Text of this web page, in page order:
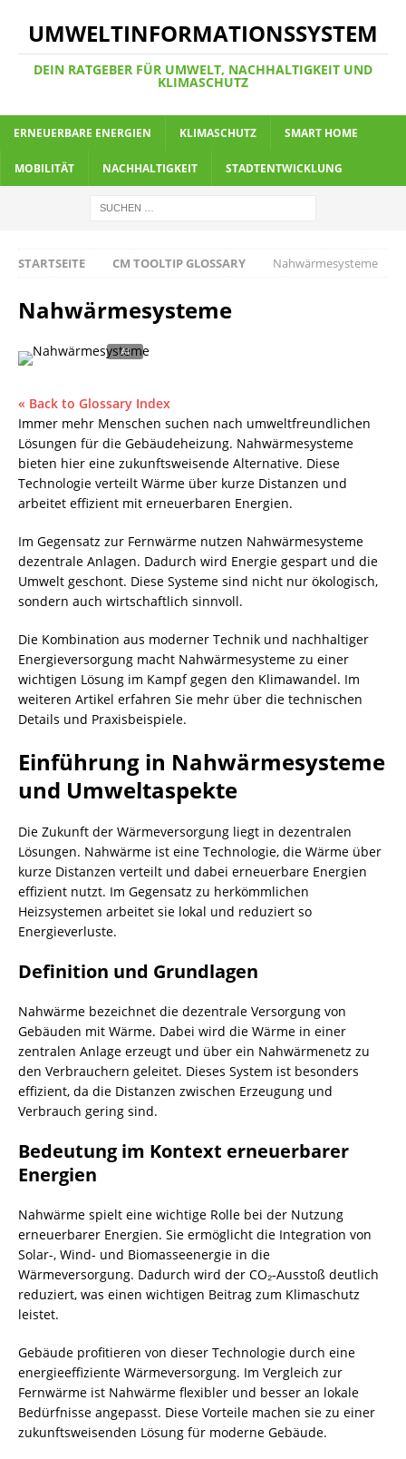
UMWELTINFORMATIONSSYSTEM
DEIN RATGEBER FÜR UMWELT, NACHHALTIGKEIT UND
KLIMASCHUTZ
ERNEUERBARE ENERGIEN KLIMASCHUTZ SMART HOME
MOBILITÄT NACHHALTIGKEIT STADTENTWICKLUNG
STARTSEITE CM TOOLTIP GLOSSARY Nahwärmesysteme
Nahwärmesysteme
« Back to Glossary Index
Immer mehr Menschen suchen nach umweltfreundlichen
Lösungen für die Gebäudeheizung. Nahwärmesysteme
bieten hier eine zukunftsweisende Alternative. Diese
Technologie verteilt Wärme über kurze Distanzen und
arbeitet effizient mit erneuerbaren Energien.
Im Gegensatz zur Fernwärme nutzen Nahwärmesysteme
dezentrale Anlagen. Dadurch wird Energie gespart und die
Umwelt geschont. Diese Systeme sind nicht nur ökologisch,
sondern auch wirtschaftlich sinnvoll.
Die Kombination aus moderner Technik und nachhaltiger
Energieversorgung macht Nahwärmesysteme zu einer
wichtigen Lösung im Kampf gegen den Klimawandel. Im
weiteren Artikel erfahren Sie mehr über die technischen
Details und Praxisbeispiele.
Einführung in Nahwärmesysteme
und Umweltaspekte
Die Zukunft der Wärmeversorgung liegt in dezentralen
Lösungen. Nahwärme ist eine Technologie, die Wärme über
kurze Distanzen verteilt und dabei erneuerbare Energien
effizient nutzt. Im Gegensatz zu herkömmlichen
Heizsystemen arbeitet sie lokal und reduziert so
Energieverluste.
Definition und Grundlagen
Nahwärme bezeichnet die dezentrale Versorgung von
Gebäuden mit Wärme. Dabei wird die Wärme in einer
zentralen Anlage erzeugt und über ein Nahwärmenetz zu
den Verbrauchern geleitet. Dieses System ist besonders
effizient, da die Distanzen zwischen Erzeugung und
Verbrauch gering sind.
Bedeutung im Kontext erneuerbarer
Energien
Nahwärme spielt eine wichtige Rolle bei der Nutzung
erneuerbarer Energien. Sie ermöglicht die Integration von
Solar-, Wind- und Biomasseenergie in die
Wärmeversorgung. Dadurch wird der CO₂-Ausstoß deutlich
reduziert, was einen wichtigen Beitrag zum Klimaschutz
leistet.
Gebäude profitieren von dieser Technologie durch eine
energieeffiziente Wärmeversorgung. Im Vergleich zur
Fernwärme ist Nahwärme flexibler und besser an lokale
Bedürfnisse angepasst. Diese Vorteile machen sie zu einer
zukunftsweisenden Lösung für moderne Gebäude.